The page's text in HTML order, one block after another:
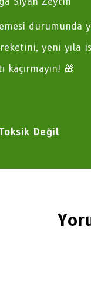
durumunda
yeni yıla
kaçırmayın! 🎁
Değil